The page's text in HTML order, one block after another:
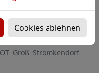
Groß Strömkendorf
Cookies ablehnen